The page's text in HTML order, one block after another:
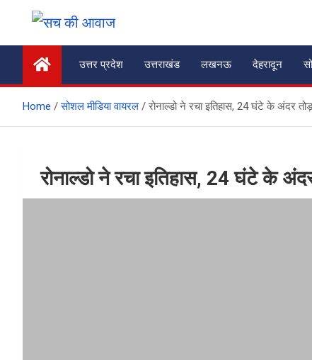
contentसच की आवाज
उत्तर प्रदेश उत्तराखंड लखनऊ देहरादून
Home सोशल मीडिया वायरल रोनाल्डो ने रचा इतिहास, 24 घंटे के अंदर
रोनाल्डो ने रचा इतिहास, 24 घंटे के अंदर